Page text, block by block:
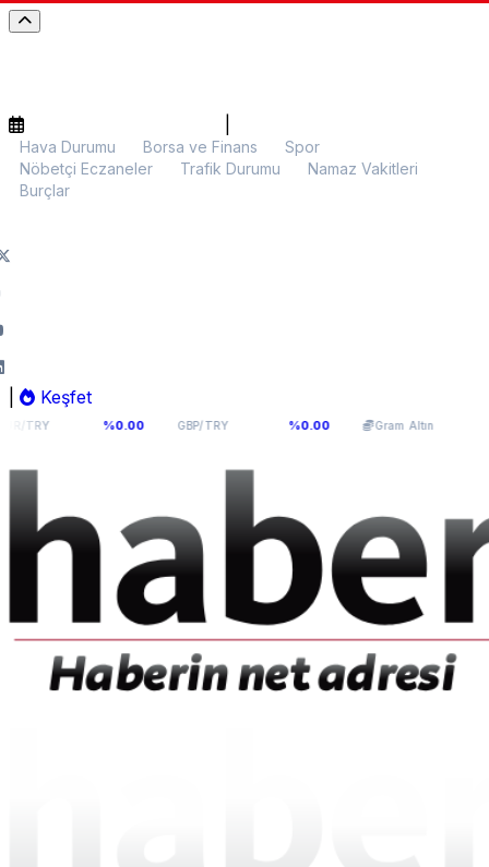
Hava Durumu Borsa ve Finans
Spor
Nöbetçi Eczaneler
Trafik Durumu
Namaz Vakitleri
Burçlar
Keşfet
%0.00 GBP/TRY 64,0893 %0.00 Gram Altın 5.981,23 %0.09